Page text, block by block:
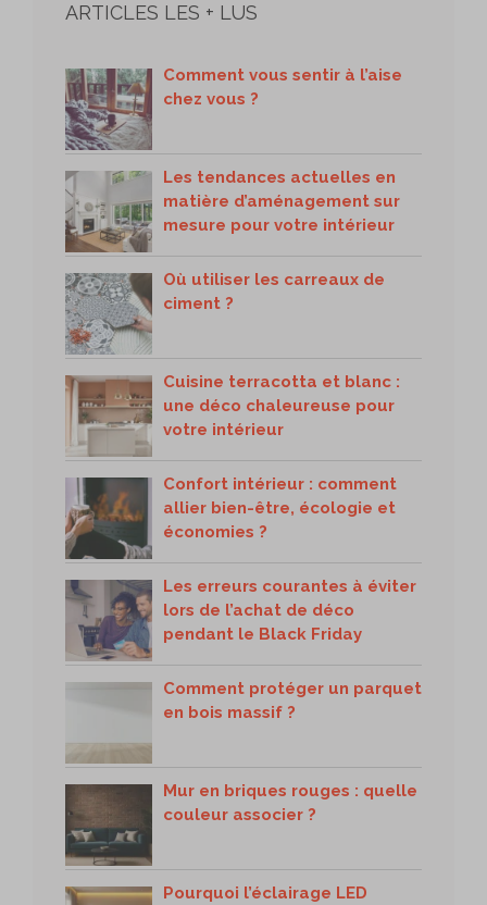
ARTICLES LES + LUS
Comment vous sentir à l’aise
chez vous ?
Les tendances actuelles en
matière d’aménagement sur
mesure pour votre intérieur
Où utiliser les carreaux de
ciment ?
Cuisine terracotta et blanc :
une déco chaleureuse pour
votre intérieur
Confort intérieur : comment
allier bien-être, écologie et
économies ?
Les erreurs courantes à éviter
lors de l’achat de déco
pendant le Black Friday
Comment protéger un parquet
en bois massif ?
Mur en briques rouges : quelle
couleur associer ?
Pourquoi l’éclairage LED